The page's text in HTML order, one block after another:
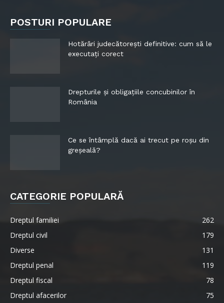
POSTURI POPULARE
Hotărâri judecătorești definitive: cum să le
executați corect
Drepturile și obligațiile concubinilor în
România
Ce se întâmplă dacă ai trecut pe roșu din
greșeală?
CATEGORIE POPULARĂ
Dreptul familiei
262
Dreptul civil
179
Diverse
131
Dreptul penal
119
Dreptul fiscal
78
Dreptul afacerilor
75